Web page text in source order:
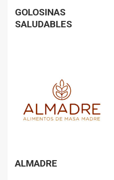
GOLOSINAS
SALUDABLES
ALMADRE